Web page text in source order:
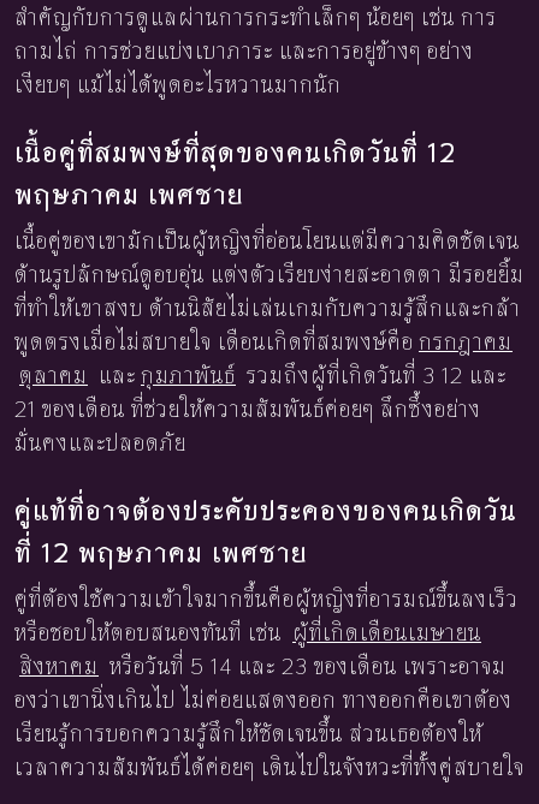
สำคัญกับการดูแลผ่านการกระทำเล็กๆ น้อยๆ เช่น การ
ถามไถ่ การช่วยแบ่งเบาภาระ และการอยู่ข้างๆ อย่าง
เงียบๆ แม้ไม่ได้พูดอะไรหวานมากนัก
เนื้อคู่ที่สมพงษ์ที่สุดของคนเกิดวันที่ 12
พฤษภาคม เพศชาย
เนื้อคู่ของเขามักเป็นผู้หญิงที่อ่อนโยนแต่มีความคิดชัดเจน
ด้านรูปลักษณ์ดูอบอุ่น แต่งตัวเรียบง่ายสะอาดตา มีรอยยิ้ม
ที่ทำให้เขาสงบ ด้านนิสัยไม่เล่นเกมกับความรู้สึกและกล้า
พูดตรงเมื่อไม่สบายใจ เดือนเกิดที่สมพงษ์คือ กรกฎาคม
ตุลาคม และ กุมภาพันธ์ รวมถึงผู้ที่เกิดวันที่ 3 12 และ
21 ของเดือน ที่ช่วยให้ความสัมพันธ์ค่อยๆ ลึกซึ้งอย่าง
มั่นคงและปลอดภัย
คู่แท้ที่อาจต้องประคับประคองของคนเกิดวัน
ที่ 12 พฤษภาคม เพศชาย
คู่ที่ต้องใช้ความเข้าใจมากขึ้นคือผู้หญิงที่อารมณ์ขึ้นลงเร็ว
หรือชอบให้ตอบสนองทันที เช่น ผู้ที่เกิดเดือนเมษายน
สิงหาคม หรือวันที่ 5 14 และ 23 ของเดือน เพราะอาจม
องว่าเขานิ่งเกินไป ไม่ค่อยแสดงออก ทางออกคือเขาต้อง
เรียนรู้การบอกความรู้สึกให้ชัดเจนขึ้น ส่วนเธอต้องให้
เวลาความสัมพันธ์ได้ค่อยๆ เดินไปในจังหวะที่ทั้งคู่สบายใจ